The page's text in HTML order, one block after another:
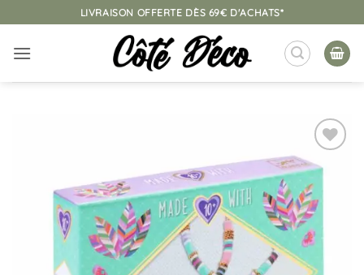
au
contenu
LIVRAISON OFFERTE DÈS 69€ D'ACHATS*
Ajouter
à la
liste
d’envies